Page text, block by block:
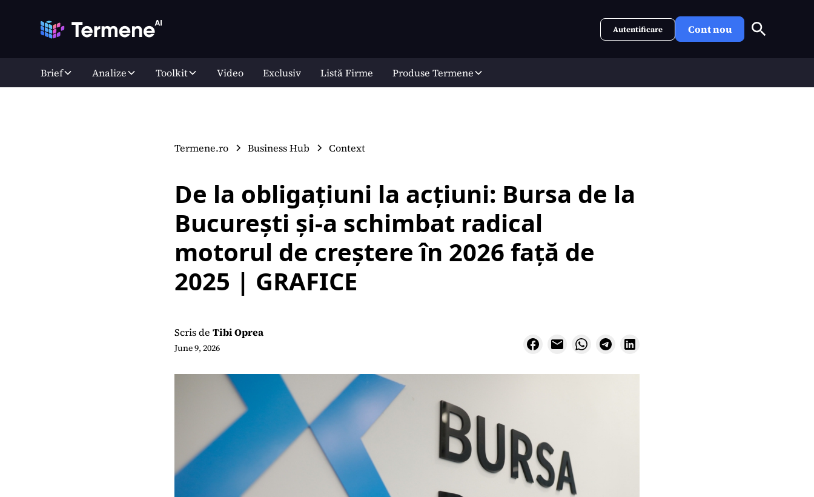
Autentificare Cont nou
Brief Analize Toolkit Video Exclusiv Listă Firme Produse Termene
Termene.ro Business Hub Context
De la obligațiuni la acțiuni: Bursa de la
București și-a schimbat radical
motorul de creștere în 2026 față de
2025 | GRAFICE
Scris de Tibi Oprea
June 9, 2026